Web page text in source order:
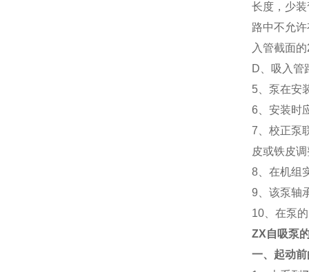
长度，少
路中不允
入管截面
D、吸入管
5、泵在安
6、安装时
7、校正泵
皮或铁皮
8、在机组
9、该泵轴
10、在泵
ZX自吸泵
一、起动